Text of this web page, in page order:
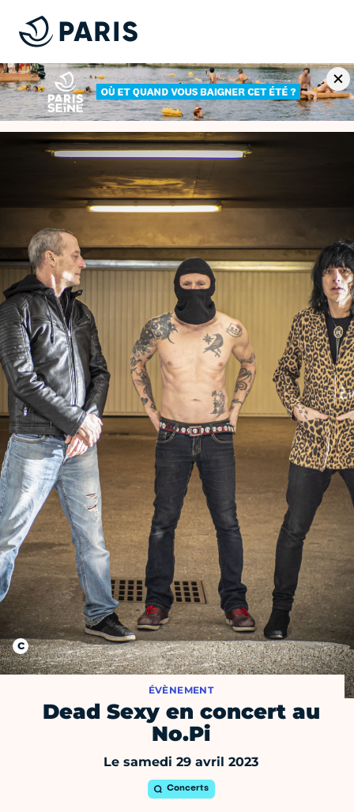
ÉVÈNEMENT
Dead Sexy en concert au
No.Pi
Le samedi 29 avril 2023
Concerts